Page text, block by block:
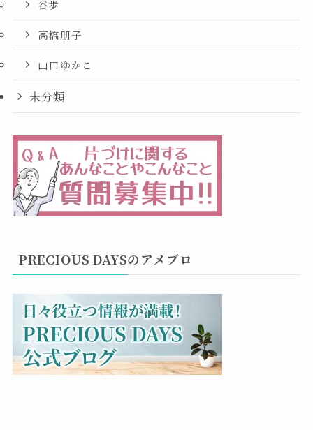
谷歩
高橋朋子
山口ゆかこ
未分類
PRECIOUS DAYSのアメブロ